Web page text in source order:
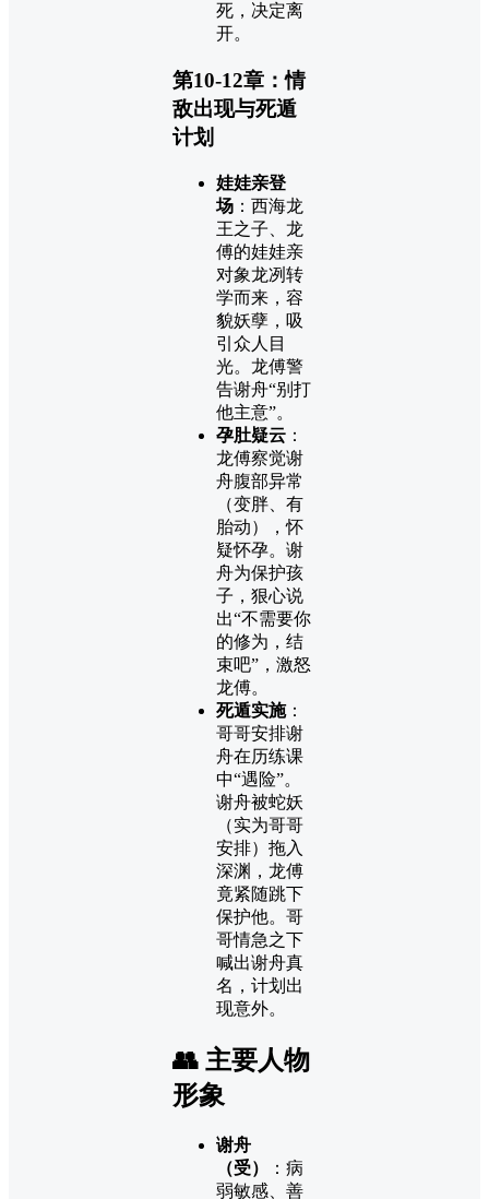
死，决定离
开。
第10-12章：情
敌出现与死遁
计划
娃娃亲登
场 ：西海龙
王之子、龙
傅的娃娃亲
对象龙冽转
学而来，容
貌妖孽，吸
引众人目
光。龙傅警
告谢舟“别打
他主意”。
孕肚疑云 ：
龙傅察觉谢
舟腹部异常
（变胖、有
胎动），怀
疑怀孕。谢
舟为保护孩
子，狠心说
出“不需要你
的修为，结
束吧”，激怒
龙傅。
死遁实施：
哥哥安排谢
舟在历练课
中“遇险”。
谢舟被蛇妖
（实为哥哥
安排）拖入
深渊，龙傅
竟紧随跳下
保护他。哥
哥情急之下
喊出谢舟真
名，计划出
现意外。
👥 主要人物
形象
谢舟
（受）
：病
弱敏感、善